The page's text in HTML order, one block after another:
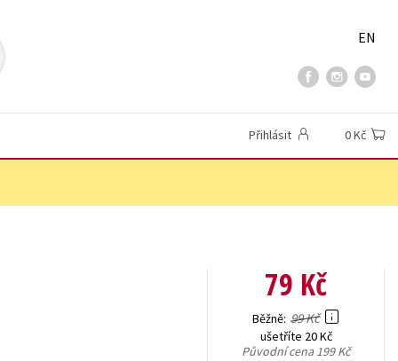
EN
Přihlásit 0 Kč
79 Kč
Běžně 99 Kč
ušetříte 20 Kč
Původní cena199 Kč